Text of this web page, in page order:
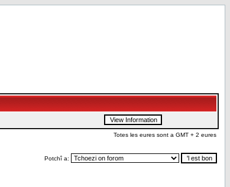
Totes les eures sont a GMT + 2 eures
Potchî a: